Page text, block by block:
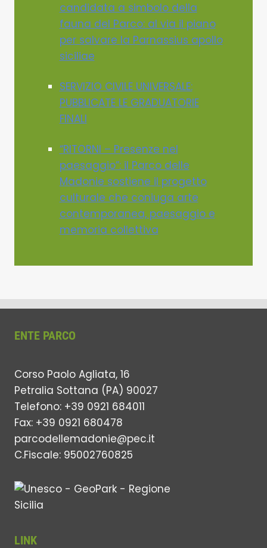
candidata a simbolo della
fauna del Parco: al via il piano
per salvare la Parnassius apollo
siciliae
SERVIZIO CIVILE UNIVERSALE:
PUBBLICATE LE GRADUATORIE
FINALI
“RITORNI – Presenze nel
paesaggio”: il Parco delle
Madonie sostiene il progetto
culturale che coniuga arte
contemporanea, paesaggio e
memoria collettiva
ENTE PARCO
Corso Paolo Agliata, 16
Petralia Sottana (PA) 90027
Telefono: +39 0921 684011
Fax: +39 0921 680478
parcodellemadonie@pec.it
C.Fiscale: 95002760825
LINK